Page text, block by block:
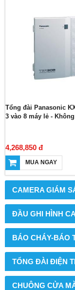
CAMERA GIÁM
ĐẦU GHI HÌNH
BÁO CHÁY-BÁO
TỔNG ĐÀI ĐIỆN
CHUÔNG CỬA
Tổng đài Panasonic
3 vào 8 máy lẻ -
4,268,850 đ
MUA NGAY